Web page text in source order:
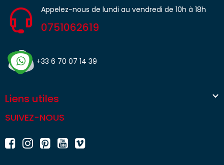
Appelez-nous de lundi au vendredi de 10h à 18h
0751062619
+33 6 70 07 14 39
Liens utiles 
SUIVEZ-NOUS